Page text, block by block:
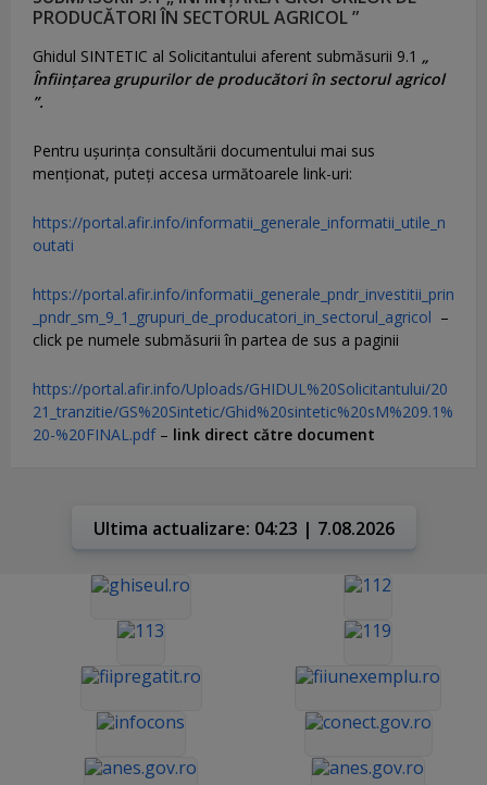
PRODUCĂTORI ÎN SECTORUL AGRICOL ”
Ghidul SINTETIC al Solicitantului aferent submăsurii 9.1 „
Înființarea grupurilor de producători în sectorul agricol
”.
Pentru uşurinţa consultării documentului mai sus
menţionat, puteţi accesa următoarele link-uri:
https://portal.afir.info/informatii_generale_informatii_utile_n
outati
https://portal.afir.info/informatii_generale_pndr_investitii_prin
_pndr_sm_9_1_grupuri_de_producatori_in_sectorul_agricol –
click pe numele submăsurii în partea de sus a paginii
https://portal.afir.info/Uploads/GHIDUL%20Solicitantului/20
21_tranzitie/GS%20Sintetic/Ghid%20sintetic%20sM%209.1%
20-%20FINAL.pdf– link direct către document
Ultima actualizare: 04:23 | 7.08.2026